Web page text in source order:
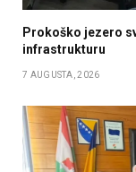
Prokoško jezero
infrastrukturu
7 AUGUSTA, 2026